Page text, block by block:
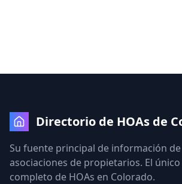
Directorio de HOAs de
Su fuente principal de información
asociaciones de propietarios. El
completo de HOAs en Colorado.